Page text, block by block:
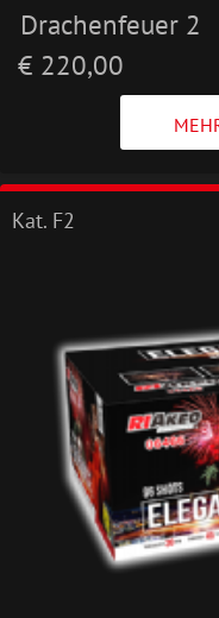
Drachenfeuer 2
€ 220,00
Kat. F2